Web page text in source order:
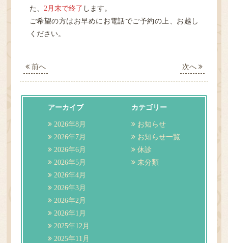
た、 2月末で終了 します。
ご希望の方はお早めにお電話でご予約の上、お越し
ください。
前へ 次へ
アーカイブ
2026年8月
2026年7月
2026年6月
2026年5月
2026年4月
2026年3月
2026年2月
2026年1月
2025年12月
2025年11月
カテゴリー
お知らせ
お知らせ一覧
休診
未分類
医院紹介
アクセス・担当医表
ご予約／順番どり